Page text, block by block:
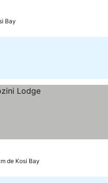
Bay
de Kosi Bay